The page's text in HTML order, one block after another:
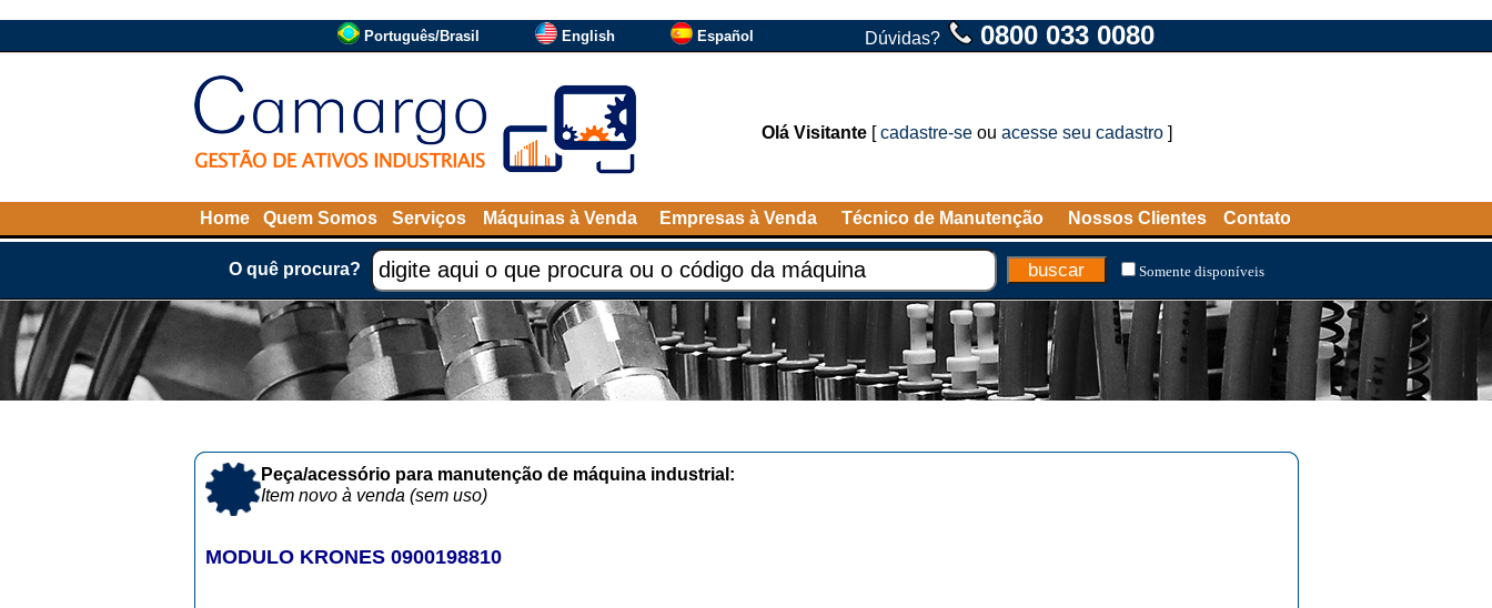
Português/Brasil English Español Dúvidas? 0800 033 0080
Olá Visitante [cadastre-se ou acesse seu cadastro ]
Home Quem Somos Serviços Máquinas à Venda Empresas à Venda Técnico de Manutenção Nossos Clientes Contato
O quê procura? Somente disponíveis
Peça/acessório para manutenção de máquina industrial:
Item novo à venda (sem uso)
MODULO KRONES 0900198810